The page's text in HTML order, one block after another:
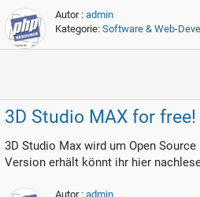
Autor : admin
Kategorie: Software & Web-
3D Studio MAX for free!
3D Studio Max wird um Open
Version erhält könnt ihr hier
Autor : admin